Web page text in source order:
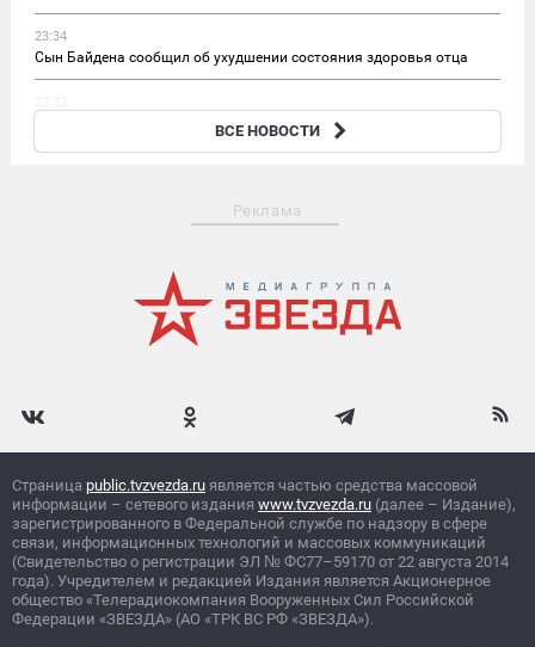
23:34
Сын Байдена сообщил об ухудшении состояния здоровья отца
МИД Болгарии вызвал украинского посла после инцидента с
ВСЕ НОВОСТИ
Реклама
Страница public.tvzvezda.ru является частью средства массовой
информации – сетевого издания www.tvzvezda.ru (далее – Издание),
зарегистрированного в Федеральной службе по надзору в сфере
связи, информационных технологий и массовых коммуникаций
(Свидетельство о регистрации ЭЛ № ФС77–59170 от 22 августа 2014
года). Учредителем и редакцией Издания является Акционерное
общество «Телерадиокомпания Вооруженных Сил Российской
Федерации «ЗВЕЗДА» (АО «ТРК ВС РФ «ЗВЕЗДА»).